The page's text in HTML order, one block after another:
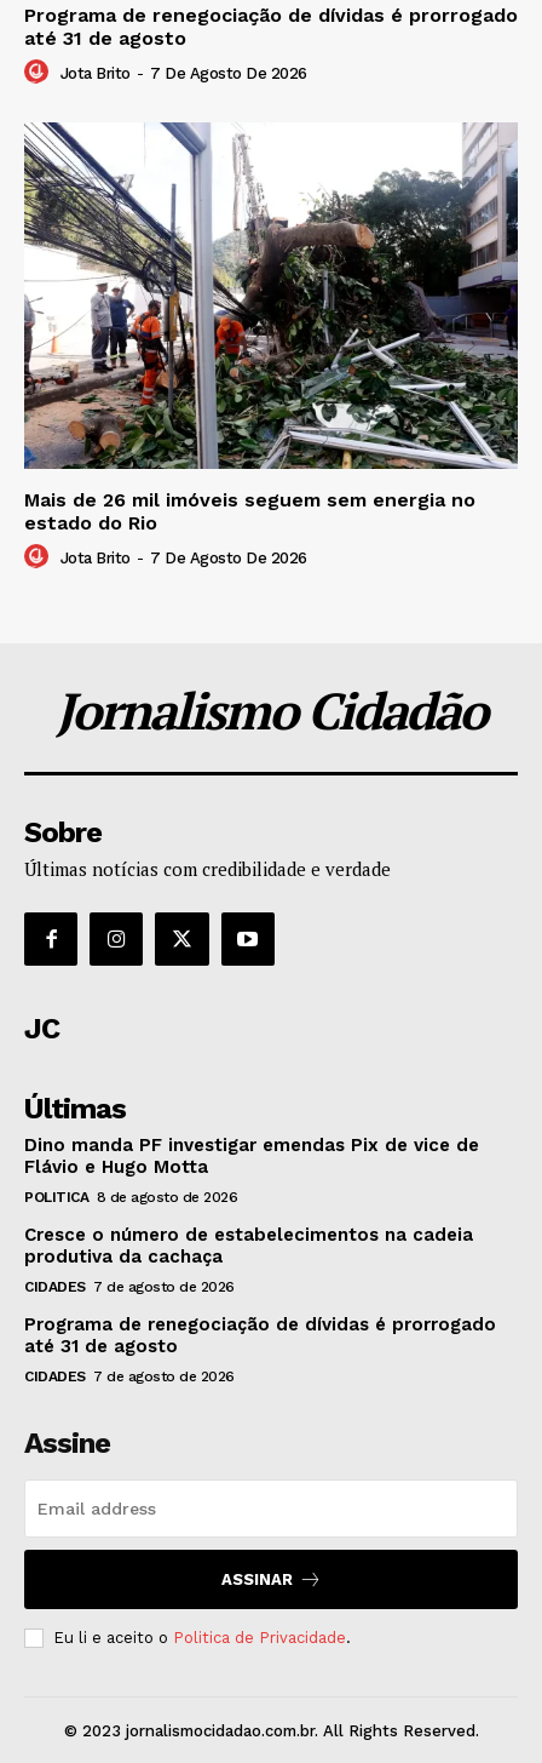
Programa de renegociação de dívidas é prorrogado
até 31 de agosto
Jota Brito - 7 De Agosto De 2026
Mais de 26 mil imóveis seguem sem energia no
estado do Rio
Jota Brito - 7 De Agosto De 2026
Jornalismo Cidadão
Sobre
Últimas notícias com credibilidade e verdade
JC
Últimas
Dino manda PF investigar emendas Pix de vice de
Flávio e Hugo Motta
POLITICA 8 de agosto de 2026
Cresce o número de estabelecimentos na cadeia
produtiva da cachaça
CIDADES 7 de agosto de 2026
Programa de renegociação de dívidas é prorrogado
até 31 de agosto
CIDADES 7 de agosto de 2026
Assine
ASSINAR
Eu li e aceito o Politica de Privacidade.
© 2023 jornalismocidadao.com.br. All Rights Reserved.